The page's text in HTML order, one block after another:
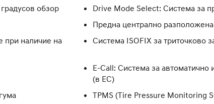
обзор
Drive Mode Select: Система за
Предна централно
при наличие на
Система ISOFIX за триточково
E-Call: Система за автоматично
(в ЕС)
TPMS (Tire Pressure Monitoring